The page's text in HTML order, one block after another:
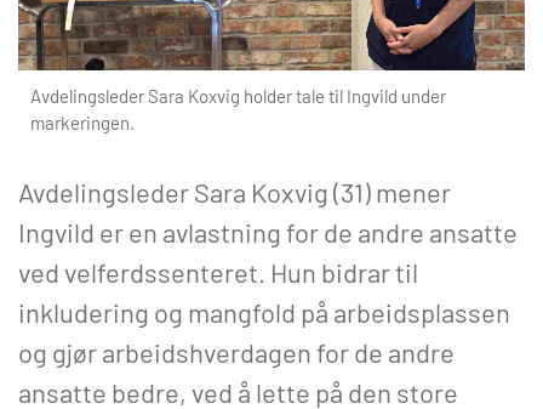
Avdelingsleder Sara Koxvig holder tale til Ingvild under
markeringen.
Avdelingsleder Sara Koxvig (31) mener
Ingvild er en avlastning for de andre ansatte
ved velferdssenteret. Hun bidrar til
inkludering og mangfold på arbeidsplassen
og gjør arbeidshverdagen for de andre
ansatte bedre, ved å lette på den store